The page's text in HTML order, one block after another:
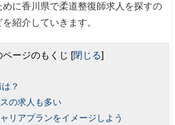
に香川県で柔道整復師求人を探すの
紹介していきます。
ページのもくじ [閉じる]
？
の求人も多い
リアプランをイメージしよう